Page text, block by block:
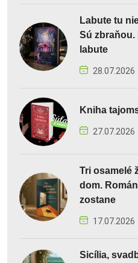
Labute tu
Sú zbraňou.
labute
28.07.2026
Kniha
27.07.2026
Tri osamelé
dom.
zostane
17.07.2026
Sicília,